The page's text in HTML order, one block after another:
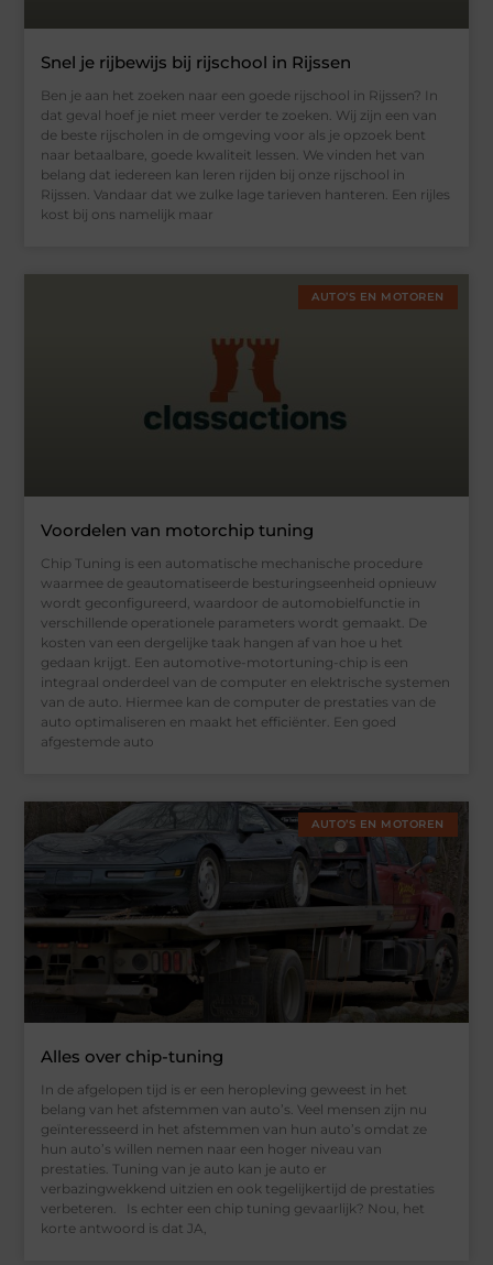
Snel je rijbewijs bij rijschool in Rijssen
Ben je aan het zoeken naar een goede rijschool in Rijssen? In
dat geval hoef je niet meer verder te zoeken. Wij zijn een van
de beste rijscholen in de omgeving voor als je opzoek bent
naar betaalbare, goede kwaliteit lessen. We vinden het van
belang dat iedereen kan leren rijden bij onze rijschool in
Rijssen. Vandaar dat we zulke lage tarieven hanteren. Een rijles
kost bij ons namelijk maar
AUTO’S EN MOTOREN
Voordelen van motorchip tuning
Chip Tuning is een automatische mechanische procedure
waarmee de geautomatiseerde besturingseenheid opnieuw
wordt geconfigureerd, waardoor de automobielfunctie in
verschillende operationele parameters wordt gemaakt. De
kosten van een dergelijke taak hangen af van hoe u het
gedaan krijgt. Een automotive-motortuning-chip is een
integraal onderdeel van de computer en elektrische systemen
van de auto. Hiermee kan de computer de prestaties van de
auto optimaliseren en maakt het efficiënter. Een goed
afgestemde auto
AUTO’S EN MOTOREN
Alles over chip-tuning
In de afgelopen tijd is er een heropleving geweest in het
belang van het afstemmen van auto’s. Veel mensen zijn nu
geïnteresseerd in het afstemmen van hun auto’s omdat ze
hun auto’s willen nemen naar een hoger niveau van
prestaties. Tuning van je auto kan je auto er
verbazingwekkend uitzien en ook tegelijkertijd de prestaties
verbeteren. Is echter een chip tuning gevaarlijk? Nou, het
korte antwoord is dat JA,